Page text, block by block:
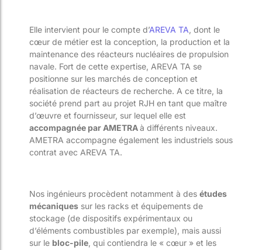
Elle intervient pour le compte d’AREVA TA, dont le
cœur de métier est la conception, la production et la
maintenance des réacteurs nucléaires de propulsion
navale. Fort de cette expertise, AREVA TA se
positionne sur les marchés de conception et
réalisation de réacteurs de recherche. A ce titre, la
société prend part au projet RJH en tant que maître
d’œuvre et fournisseur, sur lequel elle est
accompagnée par AMETRAà différents niveaux.
AMETRA accompagne également les industriels sous
contrat avec AREVA TA.
Nos ingénieurs procèdent notamment à des études
mécaniques sur les racks et équipements de
stockage (de dispositifs expérimentaux ou
d’éléments combustibles par exemple), mais aussi
sur le bloc-pile , qui contiendra le « cœur » et les